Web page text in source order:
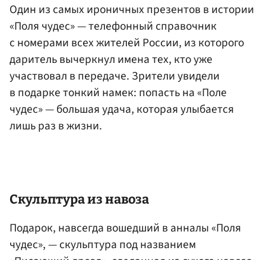
Один из самых ироничных презентов в истории
«Поля чудес» — телефонный справочник
с номерами всех жителей России, из которого
даритель вычеркнул имена тех, кто уже
участвовал в передаче. Зрители увидели
в подарке тонкий намек: попасть на «Поле
чудес» — большая удача, которая улыбается
лишь раз в жизни.
Скульптура из навоза
Подарок, навсегда вошедший в анналы «Поля
чудес», — скульптура под названием